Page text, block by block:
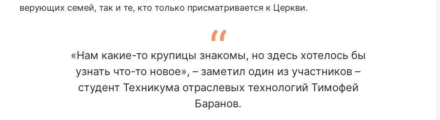
верующих семей, так и те, кто только присматривается к Церкви.
«Нам какие-то крупицы знакомы, но здесь хотелось бы
узнать что-то новое», – заметил один из участников –
студент Техникума отраслевых технологий Тимофей
Баранов.